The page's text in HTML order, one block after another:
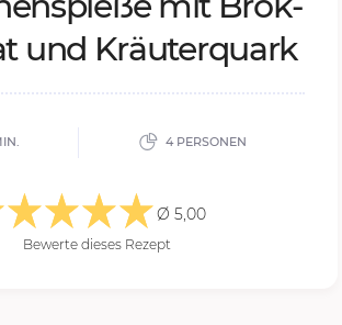
und Kräu­ter­quark
4 PERSONEN
Ø 5,00
Bewerte dieses Rezept